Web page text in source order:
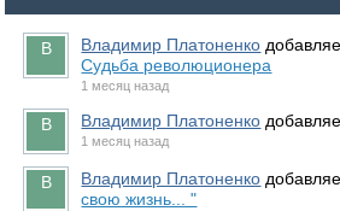
Владимир Платоненко
Судьба революционера
1 месяц назад
Владимир Платоненко
1 месяц назад
Владимир Платоненко
свою жизнь... "